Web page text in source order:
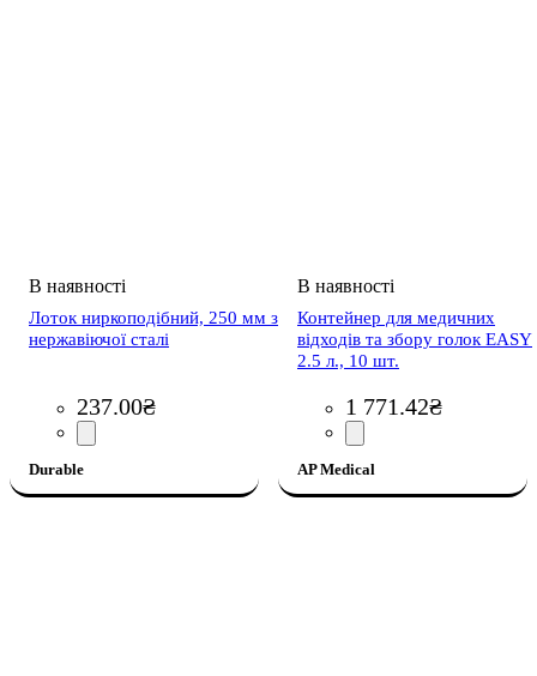
Лоток ниркоподібний, 250 мм з
нержавіючої сталі
237.00₴
Durable
Контейнер для медичних
відходів та збору голок EASY
2.5 л., 10 шт.
1 771.42₴
AP Medical